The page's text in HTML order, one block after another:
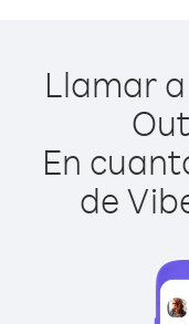
Llamar
En
de